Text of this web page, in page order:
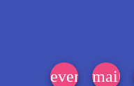
event_note
mail